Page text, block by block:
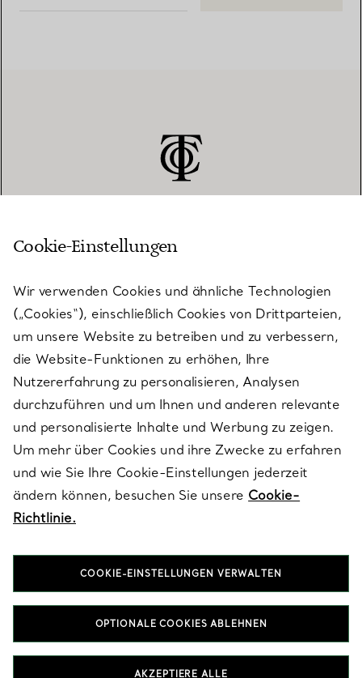
KUNDENSERVICE
SERVICES
ÜBER TIFFANY & CO.
RECHTLICHE HINWEISE
FOLGEN SIE UNS
T&Co. 2026
Cookie-Einstellungen
Wir verwenden Cookies und ähnliche Technologien
(„Cookies“), einschließlich Cookies von Drittparteien,
um unsere Website zu betreiben und zu verbessern,
die Website-Funktionen zu erhöhen, Ihre
Nutzererfahrung zu personalisieren, Analysen
durchzuführen und um Ihnen und anderen relevante
und personalisierte Inhalte und Werbung zu zeigen.
Um mehr über Cookies und ihre Zwecke zu erfahren
und wie Sie Ihre Cookie-Einstellungen jederzeit
ändern können, besuchen Sie unsere Cookie-
Richtlinie.
COOKIE-EINSTELLUNGEN VERWALTEN
OPTIONALE COOKIES ABLEHNEN
AKZEPTIERE ALLE